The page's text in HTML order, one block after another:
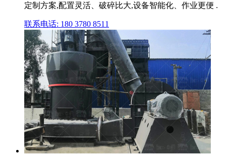
定制方案,配置灵活、破碎比大,设备智能化、作业更便 .
联系电话: 180 3780 8511